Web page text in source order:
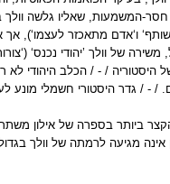
רבות חסר-המשמעות, שאליו
ו‘אדם מתאכזר לעצמו‘),
/ - / הכלב היהודי לא
- / גדר היסטורי חשמלי מונע
ביותר בספרה של אילון
אינה מגיעה לרמתה של וולך